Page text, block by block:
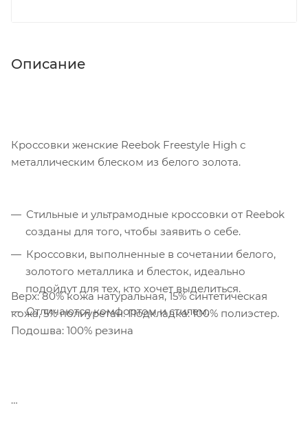
Описание
Кроссовки женские Reebok Freestyle High с
металлическим блеском из белого золота.
Стильные и ультрамодные кроссовки от Reebok
созданы для того, чтобы заявить о себе.
Кроссовки, выполненные в сочетании белого,
золотого металлика и блесток, идеально
подойдут для тех, кто хочет выделиться.
Отличаются комфортом и стилем.
Верх: 80% кожа натуральная, 15% синтетическая
кожа, 5% полиуретан. Подкладка: 100% полиэстер.
Подошва: 100% резина